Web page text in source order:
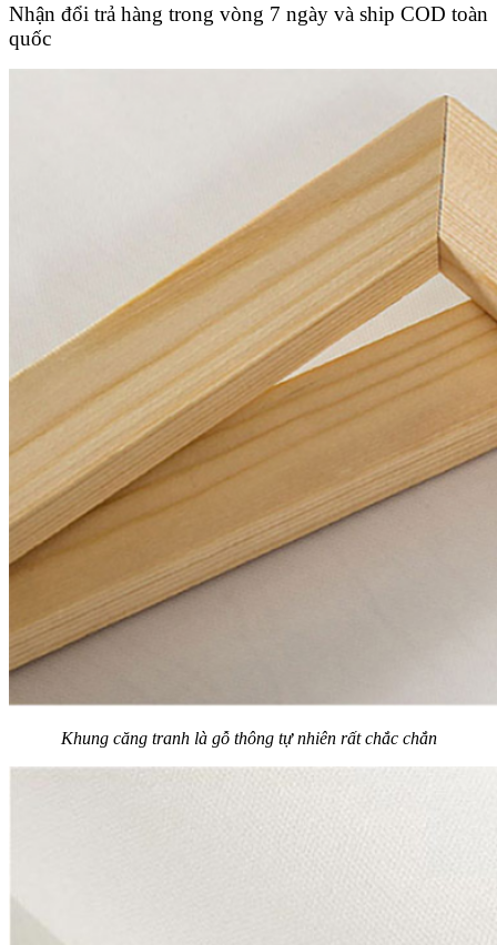
Nhận đổi trả hàng trong vòng 7 ngày và ship COD toàn
quốc
Khung căng tranh là gỗ thông tự nhiên rất chắc chắn